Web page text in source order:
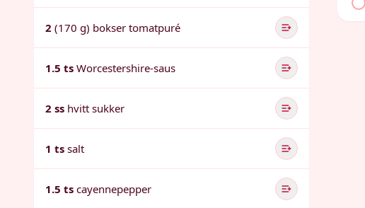
2 (170 g) bokser tomatpuré
1.5 ts Worcestershire-saus
2 ss hvitt sukker
1 ts salt
1.5 ts cayennepepper